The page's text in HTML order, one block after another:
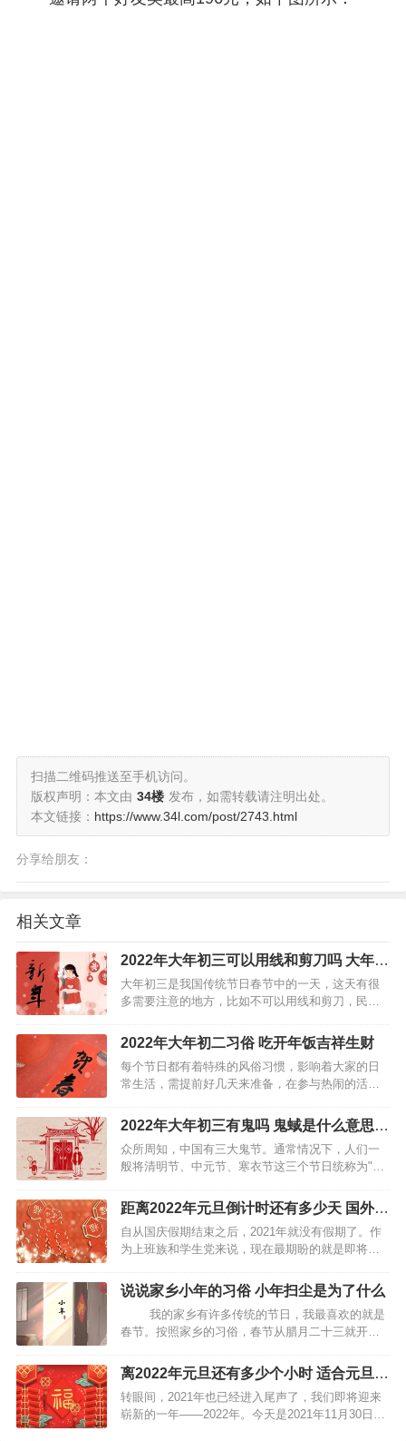
扫描二维码推送至手机访问。
版权声明：本文由 34楼 发布，如需转载请注明出处。
本文链接： https://www.34l.com/post/2743.html
分享给朋友：
相关文章
2022年大年初三可以用线和剪刀吗 大年初
三谷子生日
大年初三是我国传统节日春节中的一天，这天有很
多需要注意的地方，比如不可以用线和剪刀，民间
大年初三这天还有很多重要的习俗，古代人有烧门
神知的习俗，表示要开始营业了。同时大年初三还
是谷子的生日。 大…
2022年大年初二习俗 吃开年饭吉祥生财
每个节日都有着特殊的风俗习惯，影响着大家的日
常生活，需提前好几天来准备，在参与热闹的活动
的意义所在。当中就有不少的忌讳讲究，是每个人
都要遵守的，才能愉快地度过。 2022年大年初二习
俗 祭财神：…
2022年大年初三有鬼吗 鬼蜮是什么意思
有什么说法
众所周知，中国有三大鬼节。通常情况下，人们一
般将清明节、中元节、寒衣节这三个节日统称为"三
怪，因此后来人们就将“鬼蜮”比喻成心机险恶、暗中
伤人的小人。那么，大年初三有鬼吗？有什么说
法？ 大年初…
距离2022年元旦倒计时还有多少天 国外的
元旦怎么过
自从国庆假期结束之后，2021年就没有假期了。作
为上班族和学生党来说，现在最期盼的就是即将到
脚步声越来越近，距今也不过1个月左右的时间。元
旦是世界性的节日，国外的元旦节过法也是十分有
趣。…
说说家乡小年的习俗 小年扫尘是为了什么
我的家乡有许多传统的节日，我最喜欢的就是
春节。按照家乡的习俗，春节从腊月二十三就开始
扫卫生，把房间的里里外外都打扫得干干净净，还
要杀羊杀猪用来祭灶。从这天起人们就开始办年货
了，买对…
离2022年元旦还有多少个小时 适合元旦旅
游的城市
转眼间，2021年也已经进入尾声了，我们即将迎来
崭新的一年——2022年。今天是2021年11月30日上